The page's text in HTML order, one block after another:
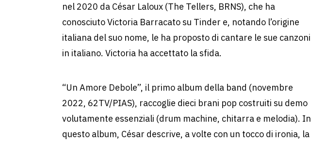
nel 2020 da César Laloux (The Tellers, BRNS), che ha
conosciuto Victoria Barracato su Tinder e, notando l’origine
italiana del suo nome, le ha proposto di cantare le sue canzoni
in italiano. Victoria ha accettato la sfida.
“Un Amore Debole”, il primo album della band (novembre
2022, 62TV/PIAS), raccoglie dieci brani pop costruiti su demo
volutamente essenziali (drum machine, chitarra e melodia). In
questo album, César descrive, a volte con un tocco di ironia, la